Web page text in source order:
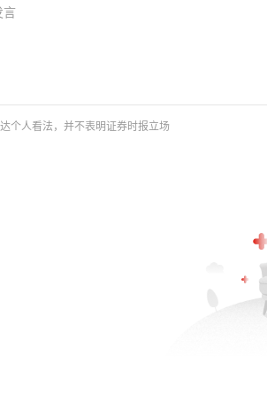
言
个人看法，并不表明证券时报立场